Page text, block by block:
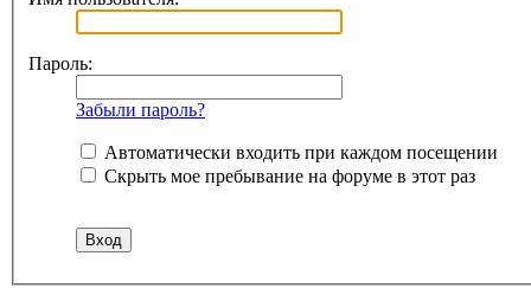
Пароль:
Забыли пароль?
Автоматически входить при каждом посещении
Скрыть мое пребывание на форуме в этот раз